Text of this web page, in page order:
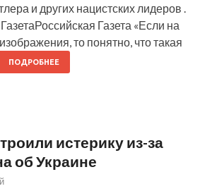
и других нацистских лидеров .
Газета «Если на
то понятно, что такая
ПОДРОБНЕЕ
истерику из-за
об Украине